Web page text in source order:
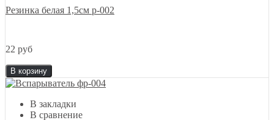
Резинка белая 1,5см р-002
22 руб
В корзину
В закладки
В сравнение